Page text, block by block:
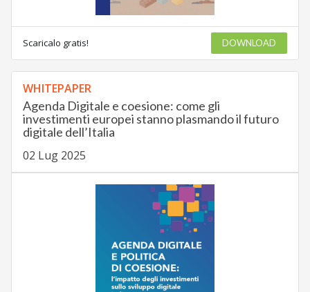
Scaricalo gratis! DOWNLOAD
WHITEPAPER
Agenda Digitale e coesione: come gli
investimenti europei stanno plasmando il futuro
digitale dell’Italia
02 Lug 2025